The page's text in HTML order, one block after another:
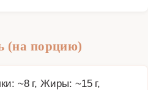
(на порцию)
~8 г, Жиры: ~15 г,